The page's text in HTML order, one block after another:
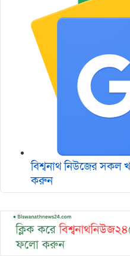
বিশ্বনাথ নিউজের
করুন